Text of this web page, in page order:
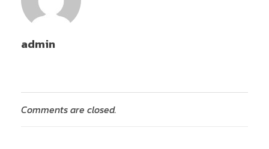
admin
Comments are closed.